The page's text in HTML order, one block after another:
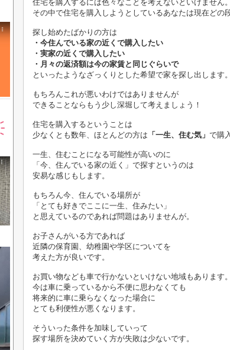
住宅を購入するには色々なことを考えないといけません。
その中で住宅を購入しようとしているあなたは現在どの
探し始めたばかりの方は
・今住んでいる家の近くで購入したい
・実家の近くで購入したい
・月々の返済額は今の家賃と同じぐらいで
といったようなざっくりとした希望で家を探し出します。
もちろんこれが悪いわけではありませんが
できることならもう少し深堀して考えましょう！
住宅を購入するということは
少なくとも数年、ほとんどの方は 「一生、住む気」 で購
一生、住むことになる可能性が高いのに
「今、住んでいる家の近く」で探すというのは
安易な感じもします。
もちろん今、住んでいる場所が
「とても好きでここに一生、住みたい」
と思えているのであれば問題はありませんが。
お子さんがいる方であれば
近隣の保育園、幼稚園や学区についてを
考えた方が良いです。
お買い物なども車で行かないといけない地域もあります。
今は車に乗っているから不便に思わなくても
将来的に車に乗らなくなった場合に
とても利便性が悪くなります。
そういった条件を加味していって
探す場所を決めていく方が失敗は少ないです。